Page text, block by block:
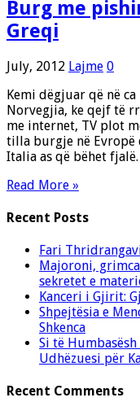
Burg me
Greqi
July, 2012 Lajme 0
Kemi dëgjuar që në
Norvegjia, ke qejf të
me internet, TV plot
tilla burgje në Evropë
Italia as që bëhet
Read More »
Recent Posts
Fari
Majoroni,
sekretet e
Kanceri i Gjirit:
Shpejtësia e
Shkenca
Si të Humbasësh
Udhëzuesi për
Recent Comments